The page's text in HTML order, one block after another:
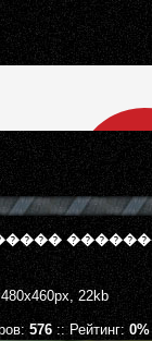
22kb
576:: Рейтинг:0%